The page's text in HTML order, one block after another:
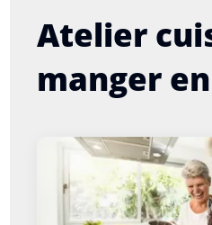
Atelier
manger